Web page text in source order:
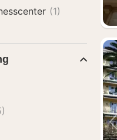
(1)